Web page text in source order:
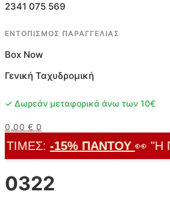
2341 075 569
ΕΝΤΟΠΙΣΜΟΣ ΠΑΡΑΓΓΕΛΙΑΣ
Box Now
Γενική Ταχυδρομική
✓ Δωρεάν μεταφορικά άνω των 10€
0,00 € 0
-15% ΠΑΝΤΟΎ👀 "Η
0322